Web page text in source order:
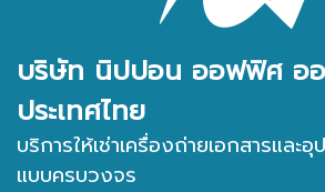
บริษัท นิปปอน ออฟฟิศ ออ
ประเทศไทย
บริการให้เช่าเครื่องถ่ายเอกสารแล
แบบครบวงจร